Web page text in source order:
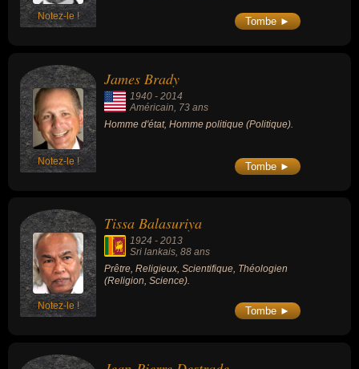
Notez-le ! Tombe ►
Notez-le !
James Brady
1940 - 2014
Américain , 73 ans
Homme d'état, Homme politique (Politique).
Tombe ►
Notez-le !
Tissa Balasuriya
1924 - 2013
Sri lankais, 88 ans
Prêtre, Religieux, Scientifique, Théologien
(Religion, Science).
Tombe ►